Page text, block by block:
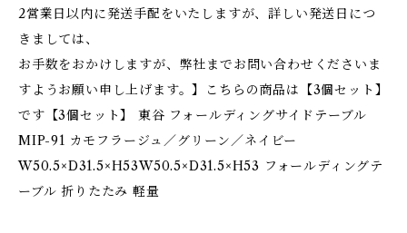
2営業日以内に発送手配をいたしますが、詳しい発送日につ
きましては、
お手数をおかけしますが、弊社までお問い合わせくださいま
すようお願い申し上げます。】こちらの商品は【3個セット】
です【3個セット】 東谷 フォールディングサイドテーブル
MIP-91 カモフラージュ／グリーン／ネイビー
W50.5×D31.5×H53W50.5×D31.5×H53 フォールディングテ
ーブル 折りたたみ 軽量